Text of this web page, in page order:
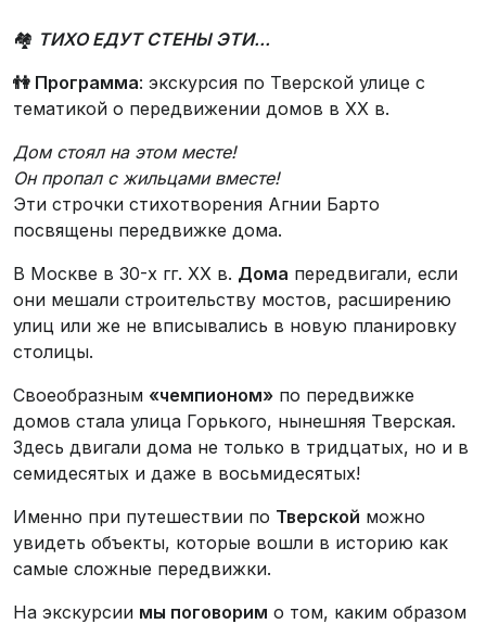
🏘️ ТИХО ЕДУТ СТЕНЫ ЭТИ...
👫 Программа: экскурсия по Тверской улице с
тематикой о передвижении домов в ХХ в.
Дом стоял на этом месте!
Он пропал с жильцами вместе!
Эти строчки стихотворения Агнии Барто
посвящены передвижке дома.
В Москве в 30-х гг. ХХ в. Дома передвигали, если
они мешали строительству мостов, расширению
улиц или же не вписывались в новую планировку
столицы.
Своеобразным «чемпионом» по передвижке
домов стала улица Горького, нынешняя Тверская.
Здесь двигали дома не только в тридцатых, но и в
семидесятых и даже в восьмидесятых!
Именно при путешествии по Тверской можно
увидеть объекты, которые вошли в историю как
самые сложные передвижки.
На экскурсии мы поговорим о том, каким образом